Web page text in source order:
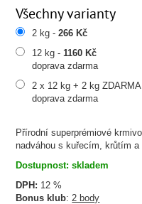
Přírodní superprémiové
nadváhou s kuřecím, krůtím
Dostupnost: skladem
DPH: 12 %
Bonus klub:2 body
Všechny varianty
2 kg -266 Kč
12 kg -1160 Kč
doprava zdarma
2 x 12 kg + 2 kg
doprava zdarma